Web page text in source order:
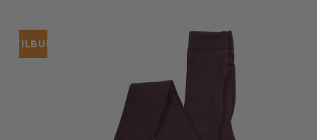
TILBUD